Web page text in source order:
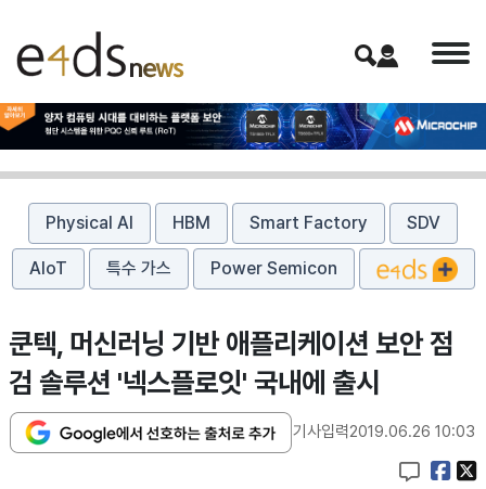
Physical AI HBM Smart Factory SDV
AIoT 특수 가스 Power Semicon
쿤텍, 머신러닝 기반 애플리케이션 보안 점
검 솔루션 '넥스플로잇' 국내에 출시
기사입력2019.06.26 10:03